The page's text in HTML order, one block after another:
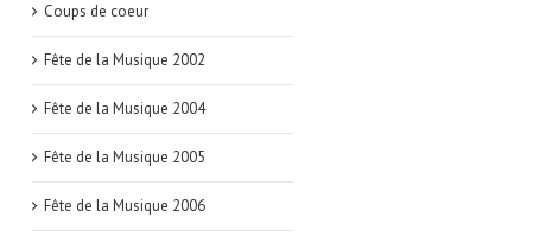
Coups de coeur
Fête de la Musique 2002
Fête de la Musique 2004
Fête de la Musique 2005
Fête de la Musique 2006